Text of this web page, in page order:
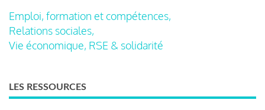
Emploi, formation et compétences,
Relations sociales,
Vie économique, RSE & solidarité
LES RESSOURCES